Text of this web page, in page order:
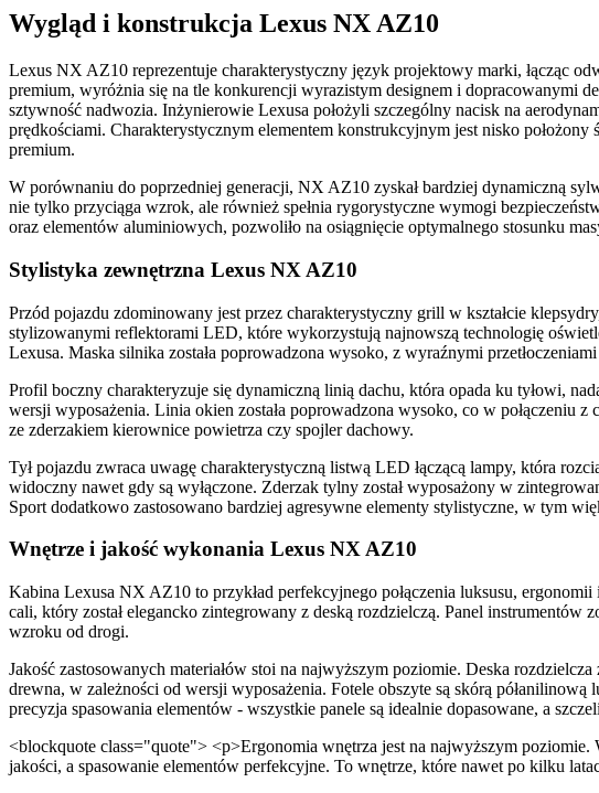
Wygląd i konstrukcja Lexus NX AZ10
Lexus NX AZ10 reprezentuje charakterystyczny język projektowy marki, łącząc
premium, wyróżnia się na tle konkurencji wyrazistym designem i dopracowanymi
sztywność nadwozia. Inżynierowie Lexusa położyli szczególny nacisk na
prędkościami. Charakterystycznym elementem konstrukcyjnym jest nisko
premium.
W porównaniu do poprzedniej generacji, NX AZ10 zyskał bardziej dynamiczną
nie tylko przyciąga wzrok, ale również spełnia rygorystyczne wymogi
oraz elementów aluminiowych, pozwoliło na osiągnięcie optymalnego stosunku
Stylistyka zewnętrzna Lexus NX AZ10
Przód pojazdu zdominowany jest przez charakterystyczny grill w kształcie
stylizowanymi reflektorami LED, które wykorzystują najnowszą technologię
Lexusa. Maska silnika została poprowadzona wysoko, z wyraźnymi
Profil boczny charakteryzuje się dynamiczną linią dachu, która opada ku tyłowi,
wersji wyposażenia. Linia okien została poprowadzona wysoko, co w połączeniu
ze zderzakiem kierownice powietrza czy spojler dachowy.
Tył pojazdu zwraca uwagę charakterystyczną listwą LED łączącą lampy, która
widoczny nawet gdy są wyłączone. Zderzak tylny został wyposażony w
Sport dodatkowo zastosowano bardziej agresywne elementy stylistyczne, w tym
Wnętrze i jakość wykonania Lexus NX AZ10
Kabina Lexusa NX AZ10 to przykład perfekcyjnego połączenia luksusu,
cali, który został elegancko zintegrowany z deską rozdzielczą. Panel instrumentów
wzroku od drogi.
Jakość zastosowanych materiałów stoi na najwyższym poziomie. Deska
drewna, w zależności od wersji wyposażenia. Fotele obszyte są skórą
precyzja spasowania elementów - wszystkie panele są idealnie dopasowane, a
<blockquote class="quote"> <p>Ergonomia wnętrza jest na najwyższym poziomie.
jakości, a spasowanie elementów perfekcyjne. To wnętrze, które nawet po kilku